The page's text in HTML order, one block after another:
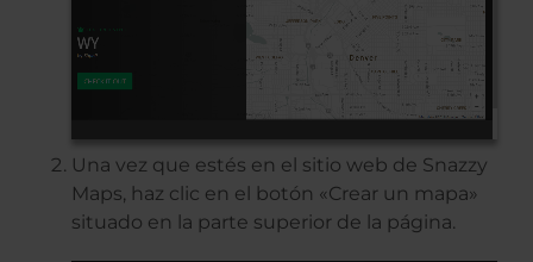
Una vez que estés en el sitio web de Snazzy
Maps, haz clic en el botón «Crear un mapa»
situado en la parte superior de la página.